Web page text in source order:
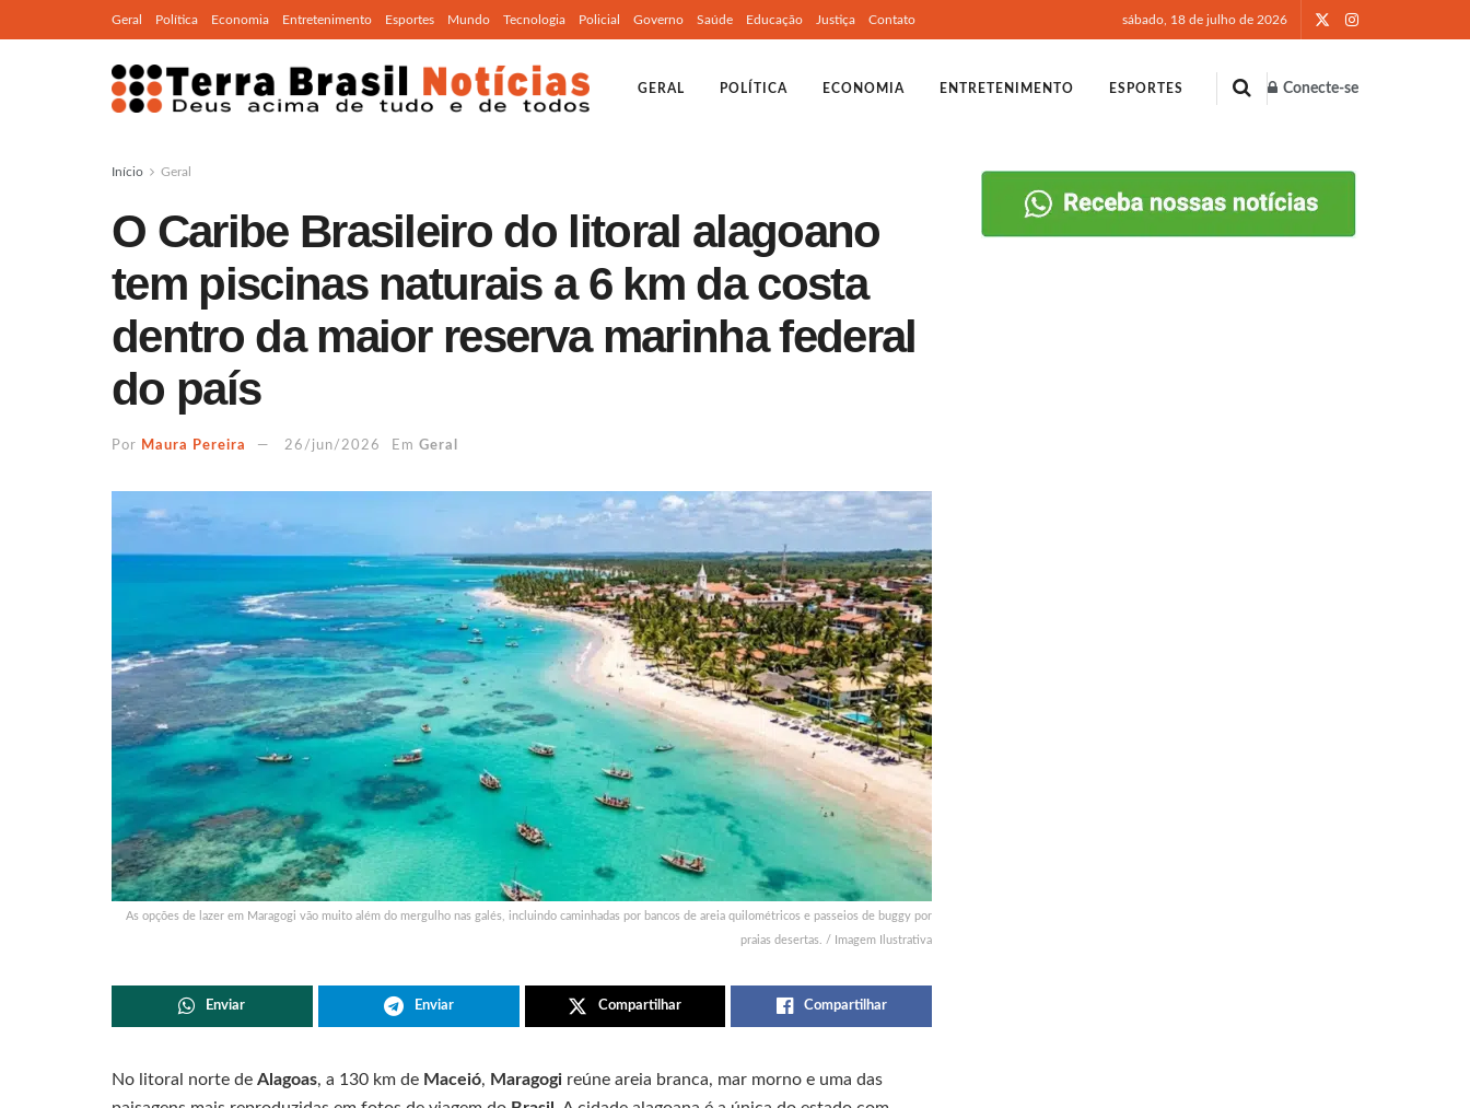
Geral Política Economia Entretenimento Esportes Mundo Tecnologia Policial Governo Saúde Educação Justiça Contato sábado, 18 de julho de 2026
GERAL POLÍTICA ECONOMIA ENTRETENIMENTO ESPORTES Conecte-se
Início Geral
O Caribe Brasileiro do litoral alagoano
tem piscinas naturais a 6 km da costa
dentro da maior reserva marinha federal
do país
Por Maura Pereira 26/jun/2026 Em Geral
As opções de lazer em Maragogi vão muito além do mergulho nas galés, incluindo caminhadas por bancos de areia quilométricos e passeios de buggy por
praias desertas. / Imagem Ilustrativa
Enviar Enviar Compartilhar Compartilhar
No litoral norte de Alagoas, a 130 km de Maceió, Maragogi reúne areia branca, mar morno e uma das